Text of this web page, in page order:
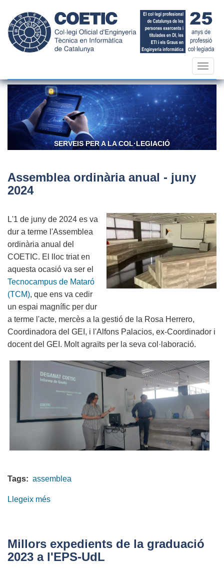
contingut
CONFIANÇA I RESPONSABILITAT
Assemblea ordinària anual - juny
2024
L'1 de juny de 2024 es va
dur a terme l'Assemblea
ordinària anual del
COETIC. El lloc triat en
aquesta ocasió va ser el
Tecnocampus de Mataró
(TCM), que ens va cedir
un espai magnífic per dur
a terme l'acte, mercès a la gestió de la Rosa Herrero,
Coordinadora del GEI, i l'Alfons Palacios, ex-Coordinador i
docent del GEI. Molt agraïts per la seva col·laboració.
Tags: assemblea
Llegeix més
-
juny
Millors expedients de la graduació
2023 a l'EPS-UdL